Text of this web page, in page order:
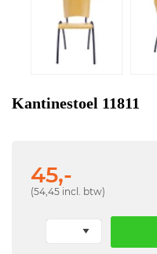
Kantinestoel 11811
45,-
(54,45 incl. btw)